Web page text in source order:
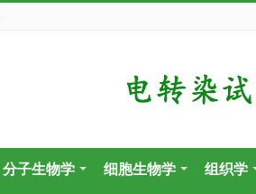
分子生物学 细胞生物学 组织学